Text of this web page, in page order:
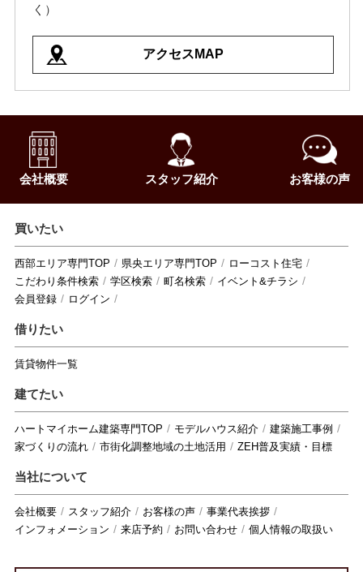
く）
アクセスMAP
会社概要 スタッフ紹介 お客様の声
買いたい
西部エリア専門TOP 県央エリア専門TOP
ローコスト住宅
こだわり条件検索
学区検索 町名検索
イベント&チラシ
会員登録
ログイン
借りたい
賃貸物件一覧
建てたい
ハートマイホーム建築専門TOP モデルハウス紹介
建築施工事例
家づくりの流れ
市街化調整地域の土地活用 ZEH普及実績・目標
当社について
会社概要 スタッフ紹介 お客様の声
事業代表挨拶
インフォメーション
来店予約 お問い合わせ 個人情報の取扱い